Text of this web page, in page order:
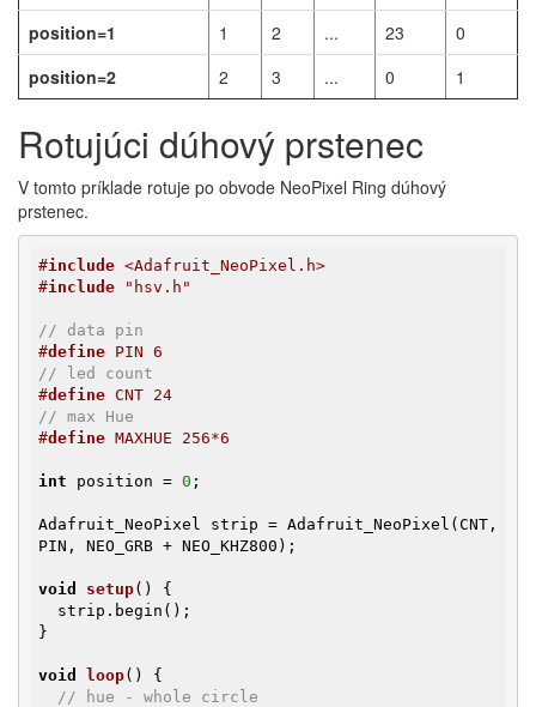
position=1
1 2 ... 23
0
position=2
2 3 ... 0 1
Rotujúci dúhový prstenec
V tomto príklade rotuje po obvode NeoPixel Ring dúhový
prstenec.
#include <Adafruit_NeoPixel.h>
#include "hsv.h"
// data pin
#define PIN 6
// led count
#define CNT 24
// max Hue
#define MAXHUE 256*6
int position = 0 ;
Adafruit_NeoPixel strip = Adafruit_NeoPixel(CNT,
PIN, NEO_GRB + NEO_KHZ800);
void setup()
{
}
void loop()
{
// hue - whole circle